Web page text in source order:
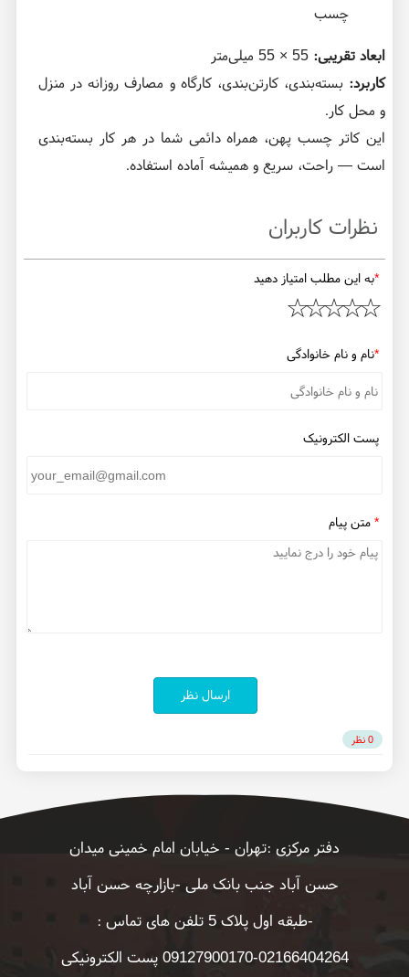
چسب
ابعاد تقریبی:
کاربرد: بسته‌بندی، کارتن‌بندی، کارگاه و مصارف روزانه در منزل
و محل کار.
این کاتر چسب پهن، همراه دائمی شما در هر کار بسته‌بندی
است — راحت، سریع و همیشه آماده استفاده.
نظرات کاربران
*به این مطلب امتیاز دهید
*نام و نام خانوادگی
پست الکترونیک
*متن پیام
ارسال نظر
0 نظر
دفتر مرکزی :تهران - خیابان امام خمینی میدان
حسن آباد جنب بانک ملی -بازارچه حسن آباد
-طبقه اول پلاک 5 تلفن های تماس :
02166404264-09127900170 پست الکترونیکی